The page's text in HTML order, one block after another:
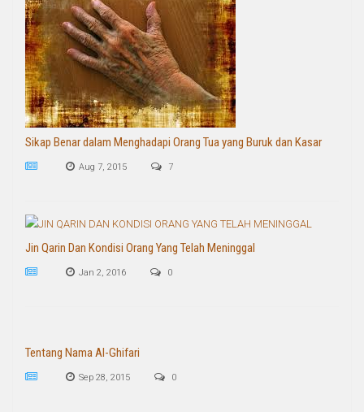
Sikap Benar dalam Menghadapi Orang Tua yang Buruk dan Kasar
Aug 7, 2015 7
Jin Qarin Dan Kondisi Orang Yang Telah Meninggal
Jan 2, 2016 0
Tentang Nama Al-Ghifari
Sep 28, 2015 0